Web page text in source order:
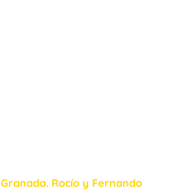
Rocío y Fernando